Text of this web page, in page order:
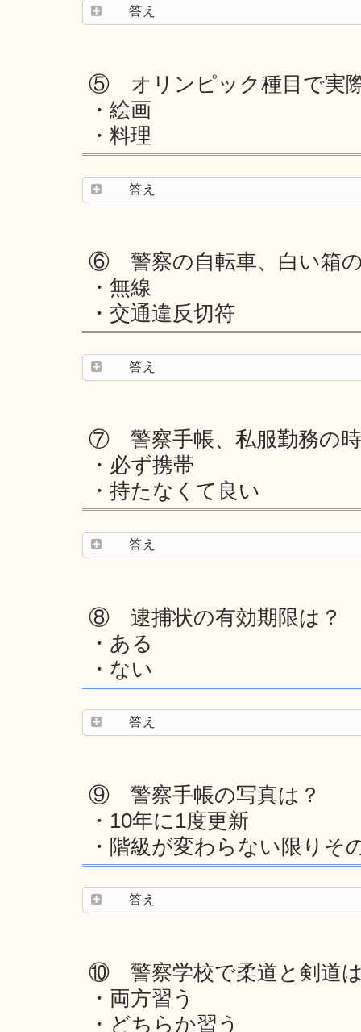
答え
⑤ オリンピック種目で実
・絵画
・料理
答え
⑥ 警察の自転車、白い箱
・無線
・交通違反切符
答え
⑦ 警察手帳、私服勤務の
・必ず携帯
・持たなくて良い
答え
⑧ 逮捕状の有効期限は？
・ある
・ない
答え
⑨ 警察手帳の写真は？
・10年に1度更新
・階級が変わらない限りそ
答え
⑩ 警察学校で柔道と剣道
・両方習う
・どちらか習う